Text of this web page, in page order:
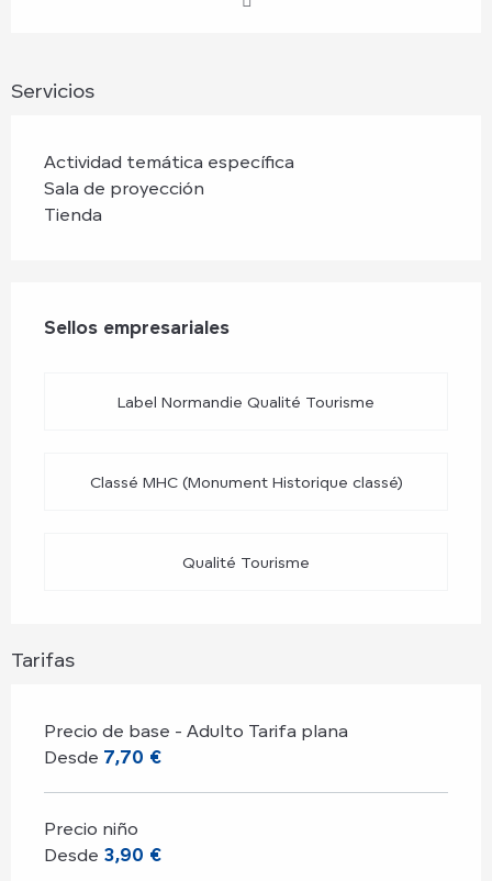
Servicios
Actividad temática específica
Sala de proyección
Tienda
Sellos empresariales
Sellos empresariales
Label Normandie Qualité Tourisme
Classé MHC (Monument Historique classé)
Qualité Tourisme
Tarifas
Precio de base - Adulto Tarifa plana
Desde 7,70 €
Precio niño
Desde 3,90 €